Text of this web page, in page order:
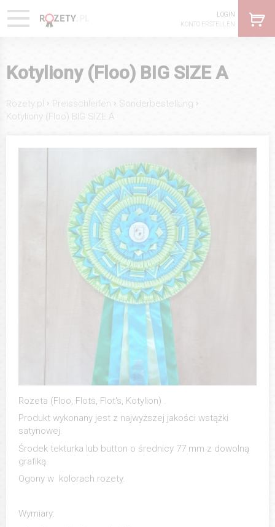
LOGIN
KONTO ERSTELLEN
Kotyliony (Floo) BIG SIZE A
Rozety.pl › Preisschleifen › Sonderbestellung ›
Kotyliony (Floo) BIG SIZE A
Rozeta (Floo, Flots, Flot's, Kotylion) .
Produkt wykonany jest z najwyższej jakości wstążki
satynowej.
Środek tekturka lub button o średnicy 77 mm z dowolną
grafiką.
Ogony w kolorach rozety.
Wymiary: